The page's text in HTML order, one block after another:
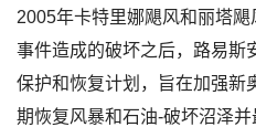
2005年卡特里娜飓风和丽塔
事件造成的破坏之后，路易斯
保护和恢复计划，旨在加强新
期恢复风暴和石油-破坏沼泽